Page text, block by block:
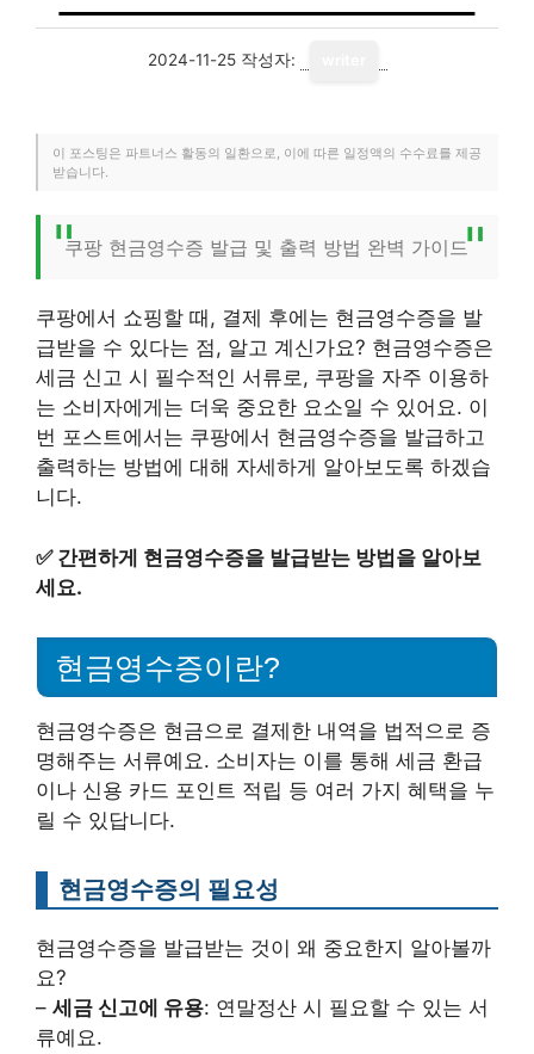
2024-11-25 작성자:
이 포스팅은 파트너스 활동의 일환으로, 이에 따른 일정액의 수수료를 제공
받습니다.
쿠팡 현금영수증 발급 및 출력 방법 완벽 가이드
쿠팡에서 쇼핑할 때, 결제 후에는 현금영수증을 발
급받을 수 있다는 점, 알고 계신가요? 현금영수증은
세금 신고 시 필수적인 서류로, 쿠팡을 자주 이용하
는 소비자에게는 더욱 중요한 요소일 수 있어요. 이
번 포스트에서는 쿠팡에서 현금영수증을 발급하고
출력하는 방법에 대해 자세하게 알아보도록 하겠습
니다.
✅ 간편하게 현금영수증을 발급받는 방법을 알아보
세요.
현금영수증이란?
현금영수증은 현금으로 결제한 내역을 법적으로 증
명해주는 서류예요. 소비자는 이를 통해 세금 환급
이나 신용 카드 포인트 적립 등 여러 가지 혜택을 누
릴 수 있답니다.
현금영수증의 필요성
현금영수증을 발급받는 것이 왜 중요한지 알아볼까
요?
– 세금 신고에 유용: 연말정산 시 필요할 수 있는 서
류예요.